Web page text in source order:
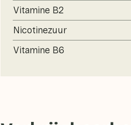
Vitamine B2
Nicotinezuur
Vitamine B6